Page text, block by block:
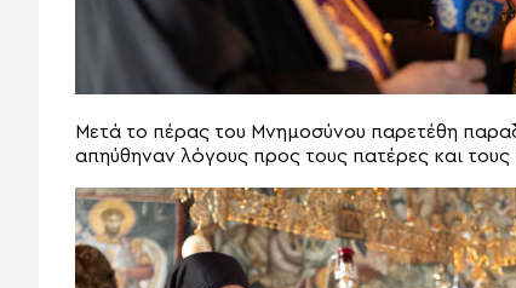
Μετά το πέρας του Μνημοσύνου παρετέθη
απηύθηναν λόγους προς τους πατέρες και